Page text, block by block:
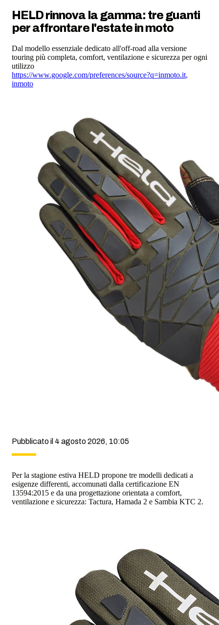
HELD rinnova la gamma: tre guanti
per affrontare l'estate in moto
Dal modello essenziale dedicato all'off-road alla versione
touring più completa, comfort, ventilazione e sicurezza per ogni
utilizzo
https://www.google.com/preferences/source?q=inmoto.it,
inmoto
Pubblicato il 4 agosto 2026, 10:05
Per la stagione estiva HELD propone tre modelli dedicati a
esigenze differenti, accomunati dalla certificazione EN
13594:2015 e da una progettazione orientata a comfort,
ventilazione e sicurezza: Tactura, Hamada 2 e Sambia KTC 2.